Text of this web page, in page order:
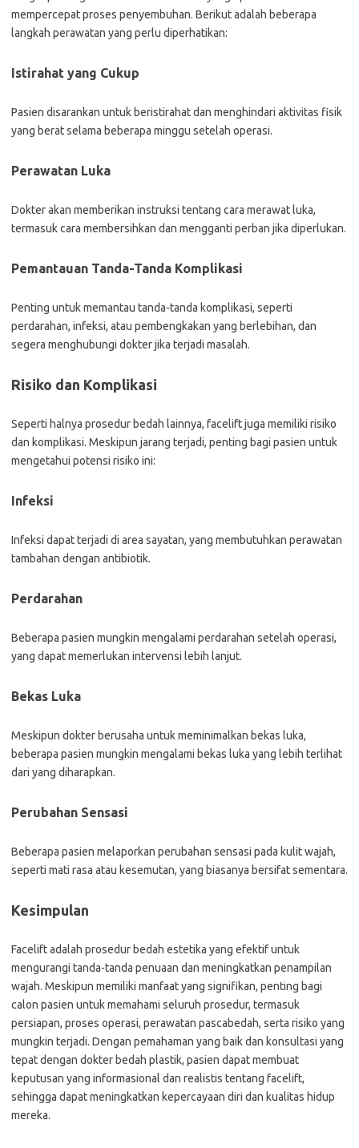
mempercepat proses penyembuhan. Berikut adalah beberapa
langkah perawatan yang perlu diperhatikan:
Istirahat yang Cukup
Pasien disarankan untuk beristirahat dan menghindari aktivitas fisik
yang berat selama beberapa minggu setelah operasi.
Perawatan Luka
Dokter akan memberikan instruksi tentang cara merawat luka,
termasuk cara membersihkan dan mengganti perban jika diperlukan.
Pemantauan Tanda-Tanda Komplikasi
Penting untuk memantau tanda-tanda komplikasi, seperti
perdarahan, infeksi, atau pembengkakan yang berlebihan, dan
segera menghubungi dokter jika terjadi masalah.
Risiko dan Komplikasi
Seperti halnya prosedur bedah lainnya, facelift juga memiliki risiko
dan komplikasi. Meskipun jarang terjadi, penting bagi pasien untuk
mengetahui potensi risiko ini:
Infeksi
Infeksi dapat terjadi di area sayatan, yang membutuhkan perawatan
tambahan dengan antibiotik.
Perdarahan
Beberapa pasien mungkin mengalami perdarahan setelah operasi,
yang dapat memerlukan intervensi lebih lanjut.
Bekas Luka
Meskipun dokter berusaha untuk meminimalkan bekas luka,
beberapa pasien mungkin mengalami bekas luka yang lebih terlihat
dari yang diharapkan.
Perubahan Sensasi
Beberapa pasien melaporkan perubahan sensasi pada kulit wajah,
seperti mati rasa atau kesemutan, yang biasanya bersifat sementara.
Kesimpulan
Facelift adalah prosedur bedah estetika yang efektif untuk
mengurangi tanda-tanda penuaan dan meningkatkan penampilan
wajah. Meskipun memiliki manfaat yang signifikan, penting bagi
calon pasien untuk memahami seluruh prosedur, termasuk
persiapan, proses operasi, perawatan pascabedah, serta risiko yang
mungkin terjadi. Dengan pemahaman yang baik dan konsultasi yang
tepat dengan dokter bedah plastik, pasien dapat membuat
keputusan yang informasional dan realistis tentang facelift,
sehingga dapat meningkatkan kepercayaan diri dan kualitas hidup
mereka.